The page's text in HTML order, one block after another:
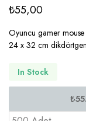
₺55,00
Oyuncu gamer
24 x 32 cm
In Stock